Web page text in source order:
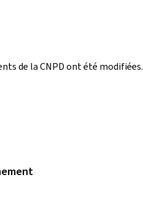
de la CNPD ont été modifiées.